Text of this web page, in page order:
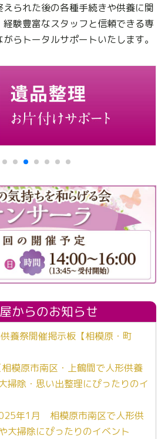
られた後の各種手続きや供養に関
経験豊富なスタッフと信頼できる専
らトータルサポートいたします。
からのお知らせ
養祭開催掲示板【相模原・町
相模原市南区・上鶴間で人形供養
掃除・思い出整理にぴったりのイ
年1月 相模原市南区で人形供
大掃除にぴったりのイベント